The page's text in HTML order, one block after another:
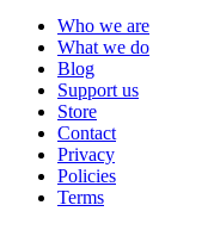
Who we are
What we do
Blog
Support us
Store
Contact
Privacy
Policies
Terms